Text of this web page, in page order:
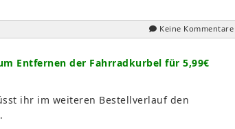
Keine Kommentare
Entfernen der Fahrradkurbel für 5,99€
ihr im weiteren Bestellverlauf den